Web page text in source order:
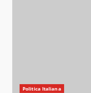
Politica Italiana